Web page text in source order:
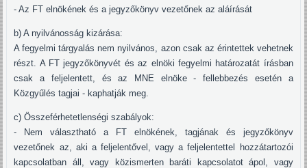
- Az FT elnökének és a jegyzőkönyv vezetőnek az aláírását
b) A nyilvánosság kizárása:
A fegyelmi tárgyalás nem nyilvános, azon csak az érintettek vehetnek
részt. A FT jegyzőkönyvét és az elnöki fegyelmi határozatát írásban
csak a feljelentett, és az MNE elnöke - fellebbezés esetén a
Közgyűlés tagjai - kaphatják meg.
c) Összeférhetetlenségi szabályok:
- Nem választható a FT elnökének, tagjának és jegyzőkönyv
vezetőnek az, aki a feljelentővel, vagy a feljelentettel hozzátartozói
kapcsolatban áll, vagy közismerten baráti kapcsolatot ápol, vagy